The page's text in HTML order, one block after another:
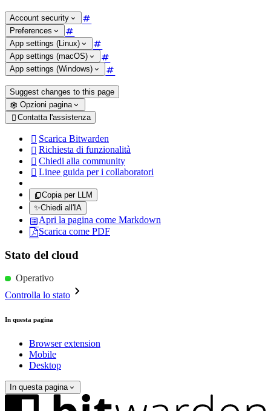
Account security
Preferences
App settings (Linux)
App settings (macOS)
App settings (Windows)
Suggest changes to this page
Opzioni pagina
 Contatta l'assistenza
 Scarica Bitwarden
 Richiesta di funzionalità
 Chiedi alla community
 Linee guida per i collaboratori
Copia per LLM
✨Chiedi all'IA
Apri la pagina come Markdown
Scarica come PDF
Stato del cloud
Operativo
Controlla lo stato
In questa pagina
Browser extension
Mobile
Desktop
In questa pagina